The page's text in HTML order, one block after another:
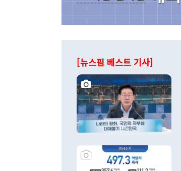
[뉴스핌 베스트 기사]